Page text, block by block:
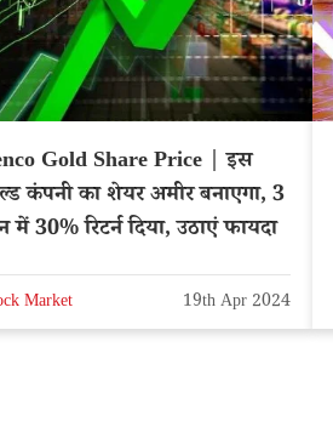
Gold Share Price | इस
कंपनी का शेयर अमीर बनाएगा, 3
में 30% रिटर्न दिया, उठाएं फायदा
Market 19th Apr 2024